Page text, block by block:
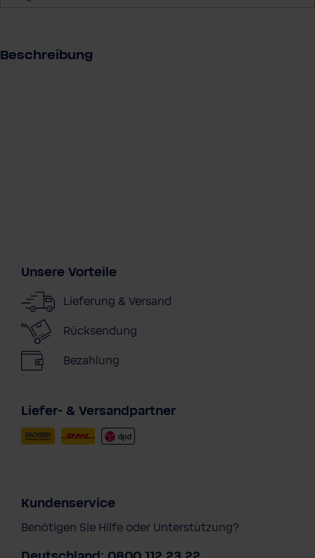
Beschreibung
Unsere Vorteile
Lieferung & Versand
Rücksendung
Bezahlung
Liefer- & Versandpartner
Kundenservice
Benötigen Sie Hilfe oder Unterstützung?